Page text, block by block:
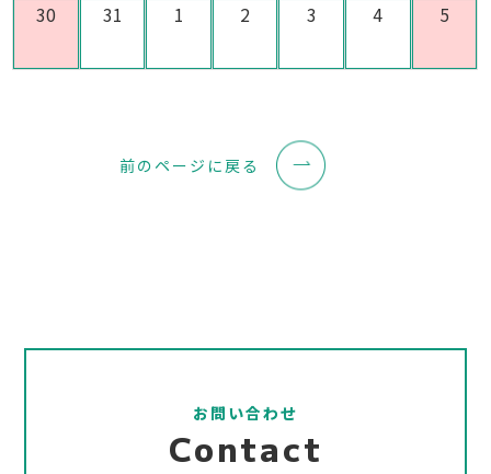
30 31 1 2 3 4 5
前のページに戻る
お問い合わせ
Contact